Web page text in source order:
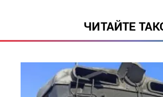
ЧИТАЙТЕ